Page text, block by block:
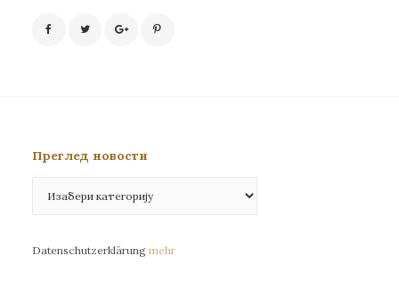
Преглед новости
новости
Datenschutzerklärung mehr